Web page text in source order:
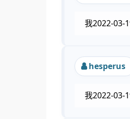
我2022-03-
hesperus
我2022-03-